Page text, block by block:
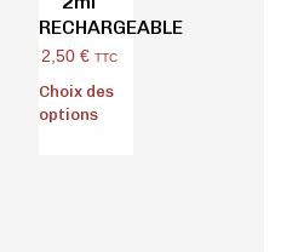
RECHARGEABLE
2,50 € TTC
Choix des
options